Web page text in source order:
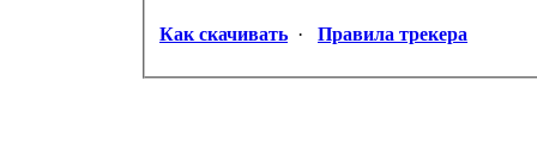
Как скачивать · Правила трекера